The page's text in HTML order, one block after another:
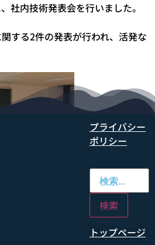
社内技術発表会を行いました。
する2件の発表が行われ、活発な
プライバシー
ポリシー
トップページ